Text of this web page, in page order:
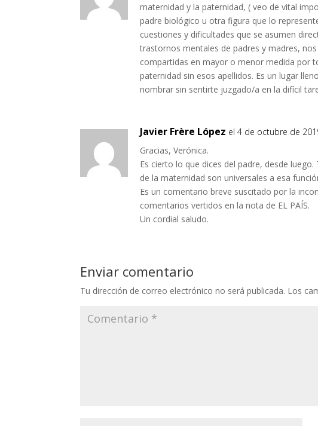
maternidad y la paternidad, ( veo de vital
padre biológico u otra figura que lo
cuestiones y dificultades que se asumen
trastornos mentales de padres y madres,
compartidas en mayor o menor medida por
paternidad sin esos apellidos. Es un lugar
nombrar sin sentirte juzgado/a en la difícil
Javier Frère López el 4 de octubre de
Gracias, Verónica.
Es cierto lo que dices del padre, desde
de la maternidad son universales a esa
Es un comentario breve suscitado por la
comentarios vertidos en la nota de EL PAÍS.
Un cordial saludo.
Enviar comentario
Tu dirección de correo electrónico no será publicada. Los